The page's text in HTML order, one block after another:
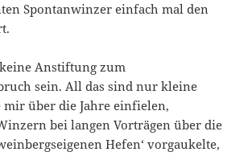
Spontanwinzer einfach mal den
Anstiftung zum
sein. All das sind nur kleine
mir über die Jahre einfielen,
bei langen Vorträgen über die
Hefen‘ vorgaukelte,